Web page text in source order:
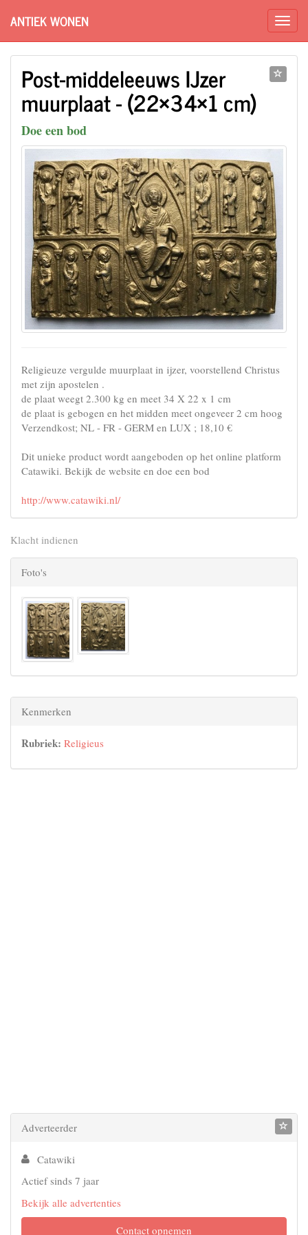
ANTIEK WONEN
Post-middeleeuws IJzer
muurplaat - (22×34×1 cm)
Doe een bod
Religieuze vergulde muurplaat in ijzer, voorstellend Christus
met zijn apostelen .
de plaat weegt 2.300 kg en meet 34 X 22 x 1 cm
de plaat is gebogen en het midden meet ongeveer 2 cm hoog
Verzendkost; NL - FR - GERM en LUX ; 18,10 €
Dit unieke product wordt aangeboden op het online platform
Catawiki. Bekijk de website en doe een bod
http://www.catawiki.nl/
Klacht indienen
Foto's
Kenmerken
Rubriek: Religieus
Adverteerder
Catawiki
Actief sinds 7 jaar
Bekijk alle advertenties
Contact opnemen